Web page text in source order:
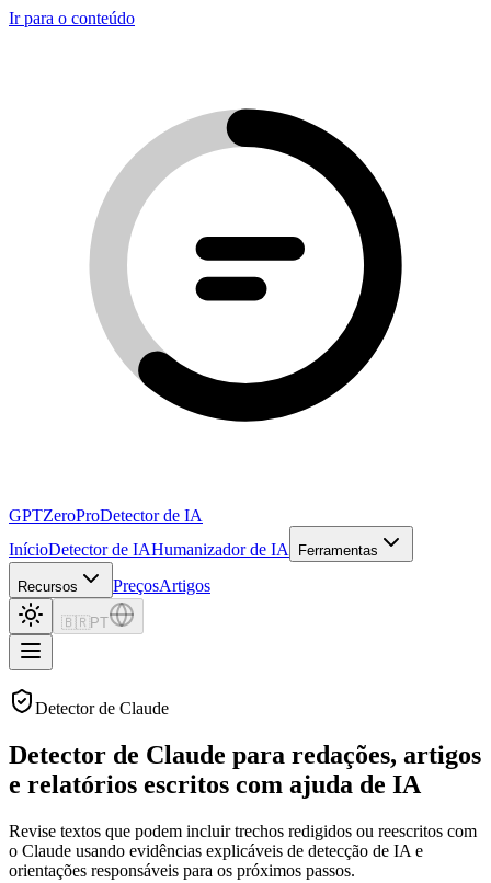
Ir para o conteúdo
GPTZeroProDetector de IA
InícioDetector de IAHumanizador de IA Ferramentas
Recursos PreçosArtigos
🇧🇷 PT
Detector de Claude
Detector de Claude para redações, artigos
e relatórios escritos com ajuda de IA
Revise textos que podem incluir trechos redigidos ou reescritos com
o Claude usando evidências explicáveis de detecção de IA e
orientações responsáveis para os próximos passos.